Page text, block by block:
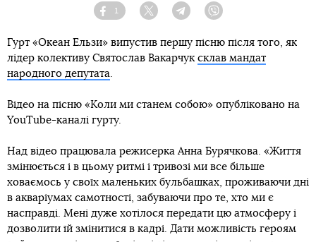
Facebook
1
Twitter TelegramViber
Гурт «Океан Ельзи» випустив першу пісню після того, як
лідер колективу Святослав Вакарчук склав мандат
народного депутата.
Відео на пісню «Коли ми станем собою» опубліковано на
YouTube-каналі гурту.
Над відео працювала режисерка Анна Бурячкова. «Життя
змінюється і в цьому ритмі і тривозі ми все більше
ховаємось у своїх маленьких бульбашках, проживаючи дні
в акваріумах самотності, забуваючи про те, хто ми є
насправді. Мені дуже хотілося передати цю атмосферу і
дозволити їй змінитися в кадрі. Дати можливість героям